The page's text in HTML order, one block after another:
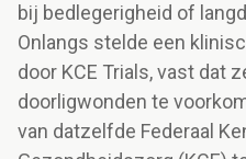
bij bedlegerigheid of
Onlangs stelde een
door KCE Trials, vast dat
doorligwonden te
van datzelfde Federaal